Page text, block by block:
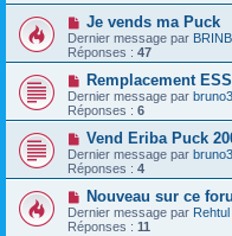
Je vends ma Puck
Dernier message par
Réponses : 47
Remplacement
Dernier message par
Réponses : 6
Vend Eriba Puck
Dernier message par
Réponses : 4
Nouveau sur ce
Dernier message par Rehtul
Réponses : 11